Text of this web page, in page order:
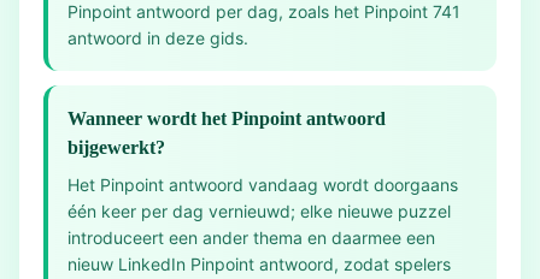
Pinpoint antwoord per dag, zoals het Pinpoint 741
antwoord in deze gids.
Wanneer wordt het Pinpoint antwoord
bijgewerkt?
Het Pinpoint antwoord vandaag wordt doorgaans
één keer per dag vernieuwd; elke nieuwe puzzel
introduceert een ander thema en daarmee een
nieuw LinkedIn Pinpoint antwoord, zodat spelers